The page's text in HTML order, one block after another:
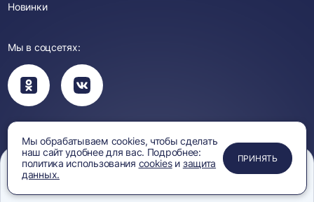
ПРИМЕНИТЬ
ЗАКРЫТЬ
ЗАКРЫТЬ
ЗАКРЫТЬ
Мы обрабатываем cookies, чтобы сделать
наш сайт удобнее для вас. Подробнее:
политика использования cookiesи защита
данных.
ПРИНЯТЬ
Новинки
Мы в соцсетях:
Вы
перейдете
в
группу
Вы
перейдете
в
группу
Смотрите видео:
перейдете
канал
на
на
на